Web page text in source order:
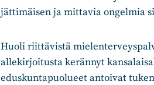
jättimäisen ja mittavia ongelmia
Huoli riittävistä
allekirjoitusta kerännyt
eduskuntapuolueet antoivat